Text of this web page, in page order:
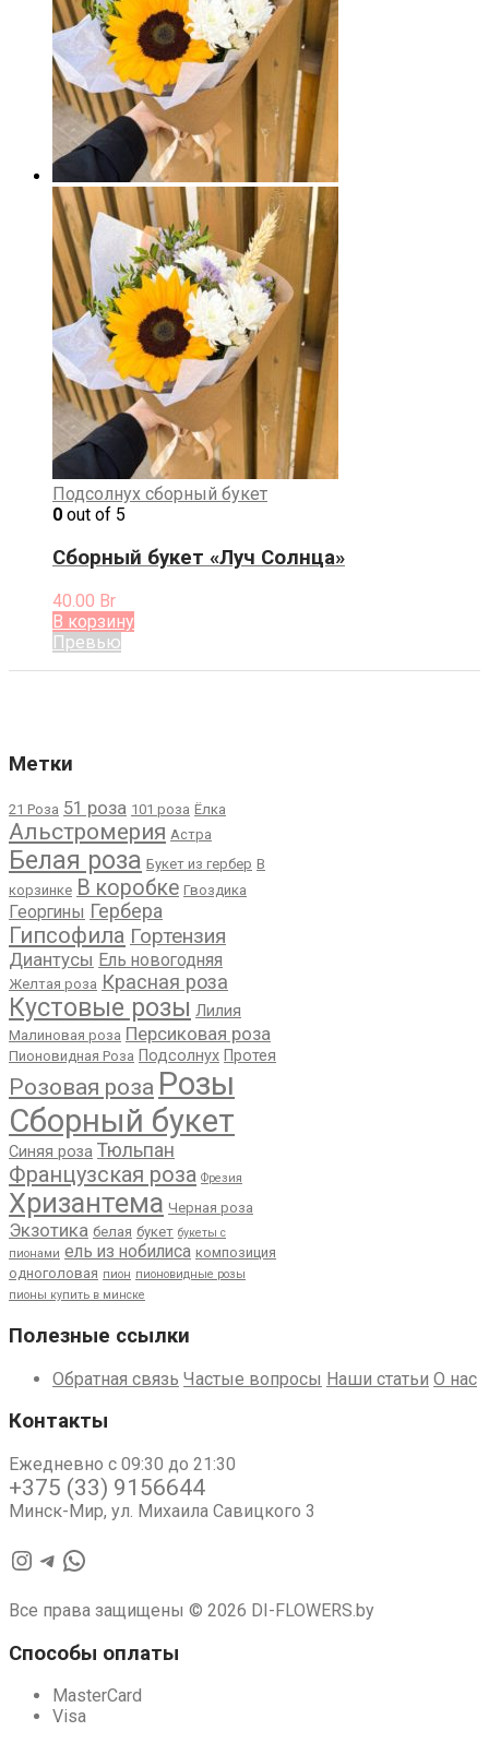
Подсолнух сборный букет
0 out of 5
Сборный букет «Луч Солнца»
40.00 Br
В корзину
Превью
Метки
21 Роза 51 роза 101 роза Ёлка
Альстромерия Астра
Белая роза Букет из гербер В
корзинке В коробке Гвоздика
Георгины Гербера
Гипсофила Гортензия
Диантусы Ель новогодняя
Желтая роза Красная роза
Кустовые розы Лилия
Малиновая роза Персиковая роза
Пионовидная Роза Подсолнух Протея
Розовая роза Розы
Сборный букет
Синяя роза Тюльпан
Французская роза Фрезия
Хризантема Черная роза
Экзотика белая букет букеты с
пионами ель из нобилиса композиция
одноголовая пион пионовидные розы
пионы купить в минске
Полезные ссылки
Обратная связь Частые вопросы Наши статьи О нас
Контакты
Ежедневно с 09:30 до 21:30
+375 (33) 9156644
Минск-Мир, ул. Михаила Савицкого 3
Instagram
Telegram
WhatsApp
Все права защищены © 2026 DI-FLOWERS.by
Способы оплаты
MasterCard
Visa